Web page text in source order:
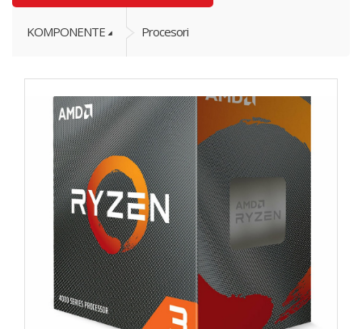
KOMPONENTE Procesori